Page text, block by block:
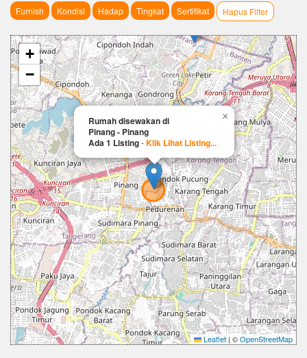
Furnish
Kondisi Hadap Tingkat Sertifikat Hapus Filter
Rumah disewakan di
Pinang - Pinang
Ada 1 Listing-Klik Lihat Listing...
×
+
−
Leaflet | ©OpenStreetMap